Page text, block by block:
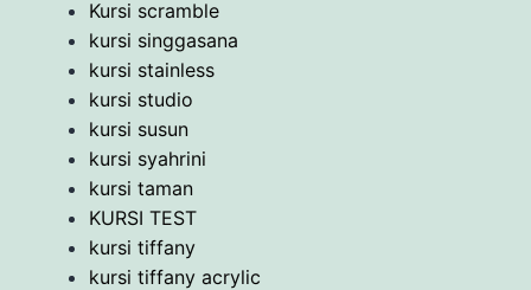
Kursi scramble
kursi singgasana
kursi stainless
kursi studio
kursi susun
kursi syahrini
kursi taman
KURSI TEST
kursi tiffany
kursi tiffany acrylic